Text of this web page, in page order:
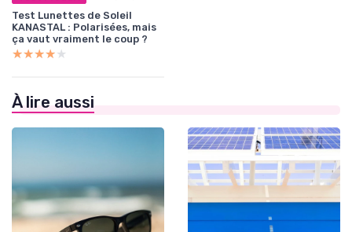
Test Lunettes de Soleil
KANASTAL : Polarisées, mais
ça vaut vraiment le coup ?
★★★★★
★★★★★
À lire aussi